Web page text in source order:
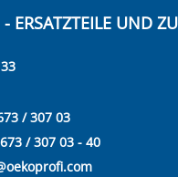
ERSATZTEILE UND
/ 307 03
/ 307 03 - 40